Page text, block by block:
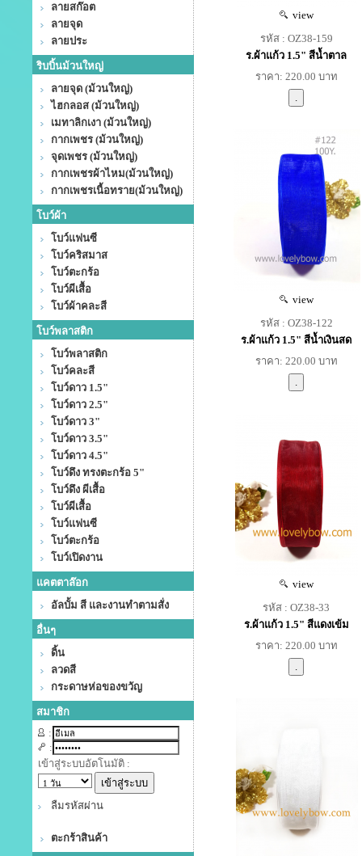
ลายสก๊อต
ลายจุด
ลายประ
ริบบิ้นม้วนใหญ่
ลายจุด (ม้วนใหญ่)
ไฮกลอส (ม้วนใหญ่)
เมทาลิกเงา (ม้วนใหญ่)
กากเพชร (ม้วนใหญ่)
จุดเพชร (ม้วนใหญ่)
กากเพชรผ้าไหม(ม้วนใหญ่)
กากเพชรเนื้อทราย(ม้วนใหญ่)
โบว์ผ้า
โบว์แฟนซี
โบว์คริสมาส
โบว์ตะกร้อ
โบว์ผีเสื้อ
โบว์ผ้าคละสี
โบว์พลาสติก
โบว์พลาสติก
โบว์คละสี
โบว์ดาว 1.5"
โบว์ดาว 2.5"
โบว์ดาว 3"
โบว์ดาว 3.5"
โบว์ดาว 4.5"
โบว์ดึง ทรงตะกร้อ 5"
โบว์ดึง ผีเสื้อ
โบว์ผีเสื้อ
โบว์แฟนซี
โบว์ตะกร้อ
โบว์เปิดงาน
แคตตาล๊อก
อัลบั้ม สี และงานทำตามสั่ง
อื่นๆ
ดิ้น
ลวดสี
กระดาษห่อของขวัญ
สมาชิก
:
:
เข้าสู่ระบบอัตโนมัติ :
ลืมรหัสผ่าน
ตะกร้าสินค้า
view
รหัส : OZ38-159
ร.ผ้าแก้ว 1.5" สีน้ำตาล
ราคา: 220.00 บาท
view
รหัส : OZ38-122
ร.ผ้าแก้ว 1.5" สีน้ำเงินสด
ราคา: 220.00 บาท
view
รหัส : OZ38-33
ร.ผ้าแก้ว 1.5" สีแดงเข้ม
ราคา: 220.00 บาท